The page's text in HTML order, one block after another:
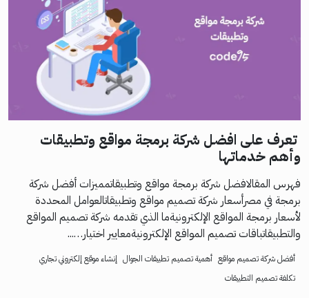
تعرف على افضل شركة برمجة مواقع وتطبيقات
وأهم خدماتها
فهرس المقالافضل شركة برمجة مواقع وتطبيقاتمميزات أفضل شركة
برمجة في مصرأسعار شركة تصميم مواقع وتطبيقاتالعوامل المحددة
لأسعار برمجة المواقع الإلكترونيةما الذي تقدمه شركة تصميم المواقع
والتطبيقاتباقات تصميم المواقع الإلكترونيةمعايير اختيار…...
أفضل شركة تصميم مواقع أهمية تصميم تطبيقات الجوال إنشاء موقع إلكتروني تجاري
تكلفة تصميم التطبيقات